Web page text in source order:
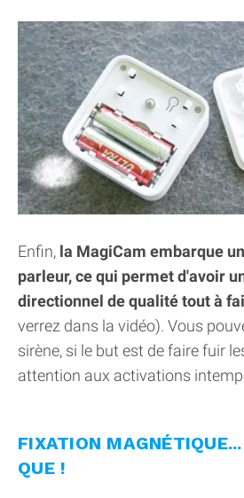
Enfin, la MagiCam embarque
parleur, ce qui permet d'avoir
directionnel de qualité tout à
verrez dans la vidéo). Vous
sirène, si le but est de faire fuir
attention aux activations
FIXATION
QUE !